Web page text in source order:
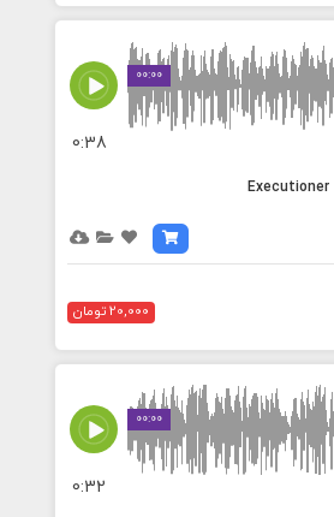
00:00
0:38
20,000 تومان
00:00
0:32